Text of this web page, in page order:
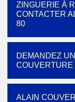
ZINGUERIE À
CONTACTER
80
DEMANDEZ
COUVERTURE
ALAIN